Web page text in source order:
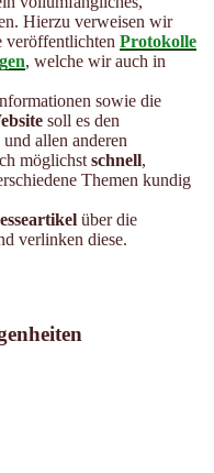
Hierzu verweisen wir
veröffentlichten Protokolle
, welche wir auch in
sowie die
soll es den
allen anderen
möglichst schnell,
Themen kundig
über die
verlinken diese.